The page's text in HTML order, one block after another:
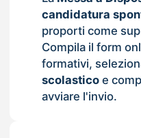
candidatura
proporti come
Compila il form
formativi,
scolasticoe
avviare l'invio.